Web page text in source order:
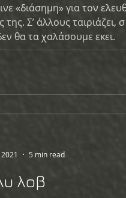
«διάσημη» για τον
Σ’ άλλους ταιριάζει,
θα τα χαλάσουμε εκει.
5 min read
λοβ